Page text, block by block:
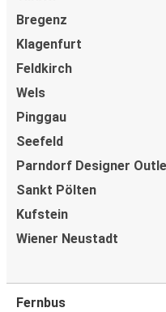
einer Verkaufsstelle in
Bregenz
Klagenfurt
Feldkirch
Wels
Pinggau
Seefeld
Parndorf Designer
Sankt Pölten
Kufstein
Wiener Neustadt
Fernbus